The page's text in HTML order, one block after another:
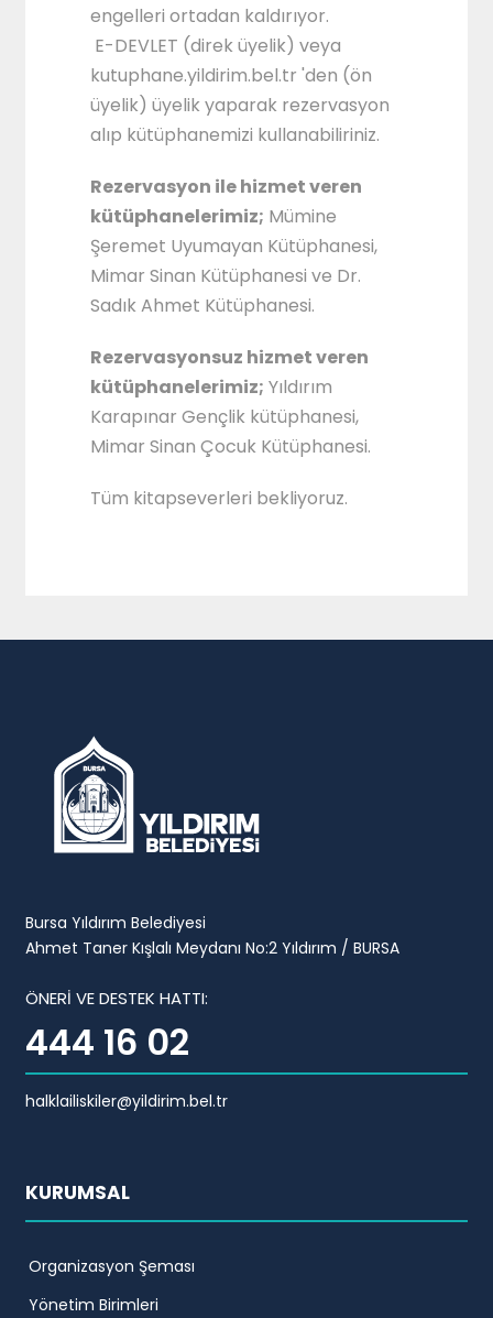
engelleri ortadan kaldırıyor.
E-DEVLET (direk üyelik) veya
kutuphane.yildirim.bel.tr 'den (ön
üyelik) üyelik yaparak rezervasyon
alıp kütüphanemizi kullanabiliriniz.
Rezervasyon ile hizmet veren
kütüphanelerimiz; Mümine
Şeremet Uyumayan Kütüphanesi,
Mimar Sinan Kütüphanesi ve Dr.
Sadık Ahmet Kütüphanesi.
Rezervasyonsuz hizmet veren
kütüphanelerimiz; Yıldırım
Karapınar Gençlik kütüphanesi,
Mimar Sinan Çocuk Kütüphanesi.
Tüm kitapseverleri bekliyoruz.
Bursa Yıldırım Belediyesi
Ahmet Taner Kışlalı Meydanı No:2 Yıldırım / BURSA
ÖNERİ VE DESTEK HATTI:
444 16 02
halklailiskiler@yildirim.bel.tr
KURUMSAL
Organizasyon Şeması
Yönetim Birimleri